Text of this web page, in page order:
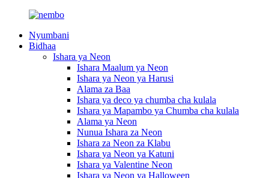
Nyumbani
Bidhaa
Ishara ya Neon
Ishara Maalum ya Neon
Ishara ya Neon ya Harusi
Alama za Baa
Ishara ya deco ya chumba cha kulala
Ishara ya Mapambo ya Chumba cha kulala
Alama ya Neon
Nunua Ishara za Neon
Ishara za Neon za Klabu
Ishara ya Neon ya Katuni
Ishara ya Valentine Neon
Ishara ya Neon ya Halloween